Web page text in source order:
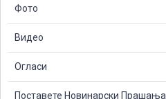
Фото
Видео
Огласи
Поставете Новинарски Прашања